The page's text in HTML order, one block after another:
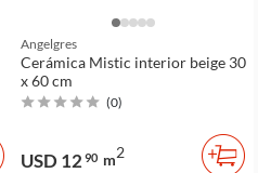
Angelgres
Cerámica Mistic interior beige 30
x 60 cm
(0)
USD 12 90 m2